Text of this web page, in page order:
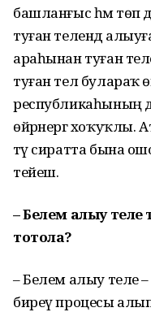
башланғыс һәм төп
туған телендә
араһынан туған
туған тел булараҡ
республикаһының
өйрәнергә хоҡуҡлы.
тәү сиратта бына
тейеш.
–Белем алыу теле
тотола?
– Белем алыу теле –
биреү процесы